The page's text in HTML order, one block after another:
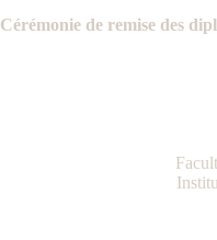
Cérémonie de remise des